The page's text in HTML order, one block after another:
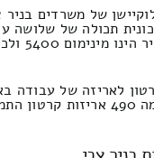
של משרדים בניר
תכולה של שלושה
לאריזה של עבודה